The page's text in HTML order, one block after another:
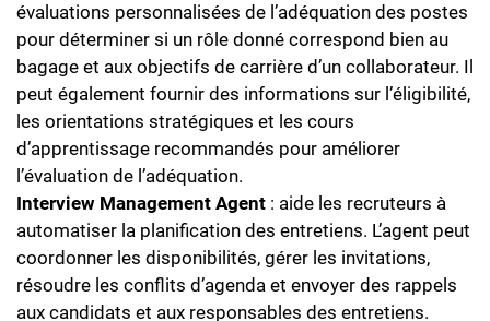
évaluations personnalisées de l’adéquation des postes
pour déterminer si un rôle donné correspond bien au
bagage et aux objectifs de carrière d’un collaborateur. Il
peut également fournir des informations sur l’éligibilité,
les orientations stratégiques et les cours
d’apprentissage recommandés pour améliorer
l’évaluation de l’adéquation.
Interview Management Agent : aide les recruteurs à
automatiser la planification des entretiens. L’agent peut
coordonner les disponibilités, gérer les invitations,
résoudre les conflits d’agenda et envoyer des rappels
aux candidats et aux responsables des entretiens.